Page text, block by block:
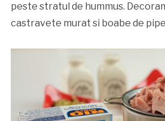
peste stratul de hummus.
castravete murat si boabe de